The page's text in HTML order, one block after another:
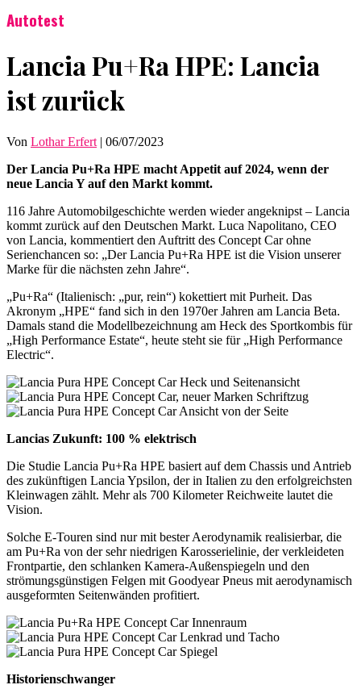
Autotest
Lancia Pu+Ra HPE: Lancia
ist zurück
Von Lothar Erfert | 06/07/2023
Der Lancia Pu+Ra HPE macht Appetit auf 2024, wenn der
neue Lancia Y auf den Markt kommt.
116 Jahre Automobilgeschichte werden wieder angeknipst – Lancia
kommt zurück auf den Deutschen Markt. Luca Napolitano, CEO
von Lancia, kommentiert den Auftritt des Concept Car ohne
Serienchancen so: „Der Lancia Pu+Ra HPE ist die Vision unserer
Marke für die nächsten zehn Jahre“.
„Pu+Ra“ (Italienisch: „pur, rein“) kokettiert mit Purheit. Das
Akronym „HPE“ fand sich in den 1970er Jahren am Lancia Beta.
Damals stand die Modellbezeichnung am Heck des Sportkombis für
„High Performance Estate“, heute steht sie für „High Performance
Electric“.
Lancias Zukunft: 100 % elektrisch
Die Studie Lancia Pu+Ra HPE basiert auf dem Chassis und Antrieb
des zukünftigen Lancia Ypsilon, der in Italien zu den erfolgreichsten
Kleinwagen zählt. Mehr als 700 Kilometer Reichweite lautet die
Vision.
Solche E-Touren sind nur mit bester Aerodynamik realisierbar, die
am Pu+Ra von der sehr niedrigen Karosserielinie, der verkleideten
Frontpartie, den schlanken Kamera-Außenspiegeln und den
strömungsgünstigen Felgen mit Goodyear Pneus mit aerodynamisch
ausgeformten Seitenwänden profitiert.
Historienschwanger